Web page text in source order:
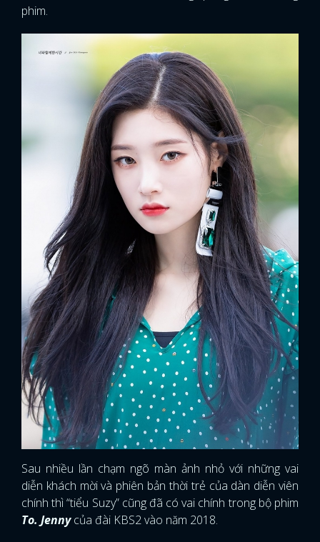
phim.
Sau nhiều lần chạm ngõ màn ảnh nhỏ với những vai
diễn khách mời và phiên bản thời trẻ của dàn diễn viên
chính thì “tiểu Suzy” cũng đã có vai chính trong bộ phim
To. Jennycủa đài KBS2 vào năm 2018.